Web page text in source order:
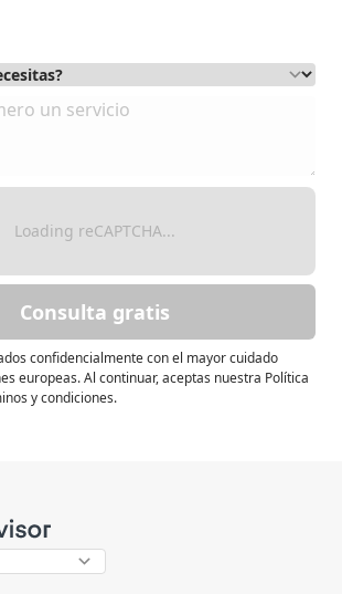
Loading reCAPTCHA...
Consulta gratis
confidencialmente con el mayor cuidado
europeas. Al continuar, aceptas nuestra Política
y condiciones.